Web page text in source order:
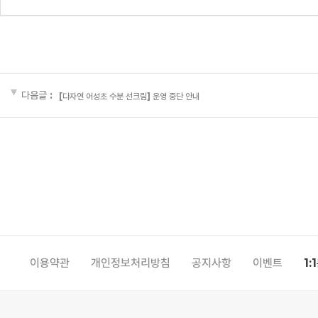
다음글 : [다자연 어성초 수분 선크림] 운영 중단 안내
이용약관 개인정보처리방침 공지사항 이벤트